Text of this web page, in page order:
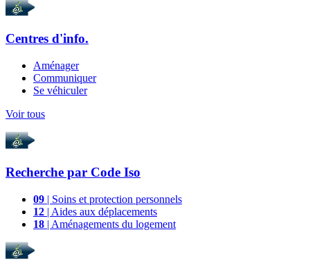
Centres d'info.
Aménager
Communiquer
Se véhiculer
Voir tous
Recherche par Code Iso
09 | Soins et protection personnels
12 | Aides aux déplacements
18 | Aménagements du logement